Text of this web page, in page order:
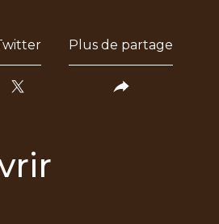
Plus de partage